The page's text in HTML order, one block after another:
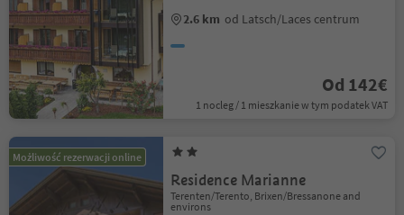
2.6 km od Latsch/Laces centrum
Od 142€
1 nocleg / 1 mieszkanie w tym podatek VAT
Możliwość rezerwacji online
Residence Marianne
Terenten/Terento, Brixen/Bressanone and
environs